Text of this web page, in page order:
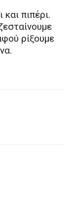
πιπέρι.
ρίξουμε